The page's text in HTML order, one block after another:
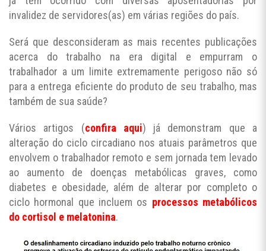
invalidez de servidores(as) em várias regiões do país.
Será que desconsideram as mais recentes publicações
acerca do trabalho na era digital e empurram o
trabalhador a um limite extremamente perigoso não só
para a entrega eficiente do produto de seu trabalho, mas
também de sua saúde?
Vários artigos (confira aqui) já demonstram que a
alteração do ciclo circadiano nos atuais parâmetros que
envolvem o trabalhador remoto e sem jornada tem levado
ao aumento de doenças metabólicas graves, como
diabetes e obesidade, além de alterar por completo o
ciclo hormonal que incluem os processos metabólicos
do cortisol e melatonina.